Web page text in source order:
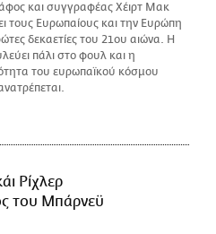
και συγγραφέας Χέιρτ Μακ
τους Ευρωπαίους και την Ευρώπη
δεκαετίες του 21ου αιώνα. Η
πάλι στο φουλ και η
του ευρωπαϊκού κόσμου
Ρίχλερ
του Μπάρνεϋ